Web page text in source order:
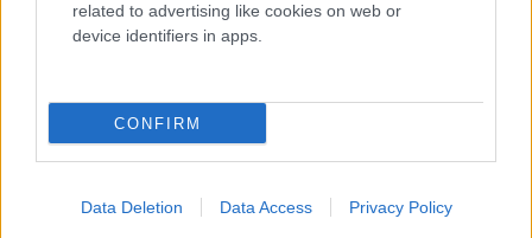
related to advertising like cookies on web or
device identifiers in apps.
CONFIRM
Data Deletion Data Access Privacy Policy